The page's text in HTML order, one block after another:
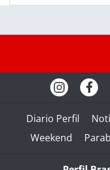
Diario Perfil
Weekend